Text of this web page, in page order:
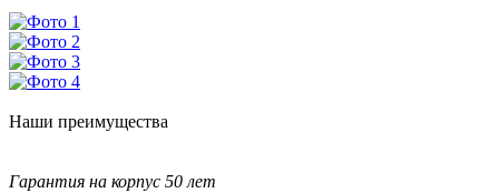
Наши преимущества
Гарантия на корпус 50 лет